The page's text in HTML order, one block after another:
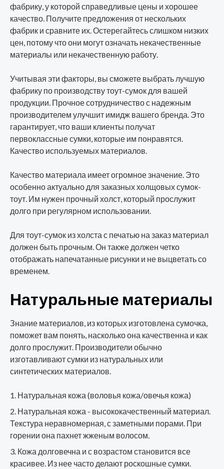
фабрику, у которой справедливые цены и хорошее
качество. Получите предложения от нескольких
фабрик и сравните их. Остерегайтесь слишком низких
цен, потому что они могут означать некачественные
материалы или некачественную работу.
Учитывая эти факторы, вы сможете выбрать лучшую
фабрику по производству тоут-сумок для вашей
продукции. Прочное сотрудничество с надежным
производителем улучшит имидж вашего бренда. Это
гарантирует, что ваши клиенты получат
первоклассные сумки, которые им понравятся.
Качество используемых материалов.
Качество материала имеет огромное значение. Это
особенно актуально для заказных холщовых сумок-
тоут. Им нужен прочный холст, который прослужит
долго при регулярном использовании.
Для тоут-сумок из холста с печатью на заказ материал
должен быть прочным. Он также должен четко
отображать напечатанные рисунки и не выцветать со
временем.
Натуральные материалы
Знание материалов, из которых изготовлена сумочка,
поможет вам понять, насколько она качественна и как
долго прослужит. Производители обычно
изготавливают сумки из натуральных или
синтетических материалов.
Натуральная кожа (воловья кожа/овечья кожа)
Натуральная кожа - высококачественный материал.
Текстура неравномерная, с заметными порами. При
горении она пахнет жженым волосом.
Кожа долговечна и с возрастом становится все
красивее. Из нее часто делают роскошные сумки.